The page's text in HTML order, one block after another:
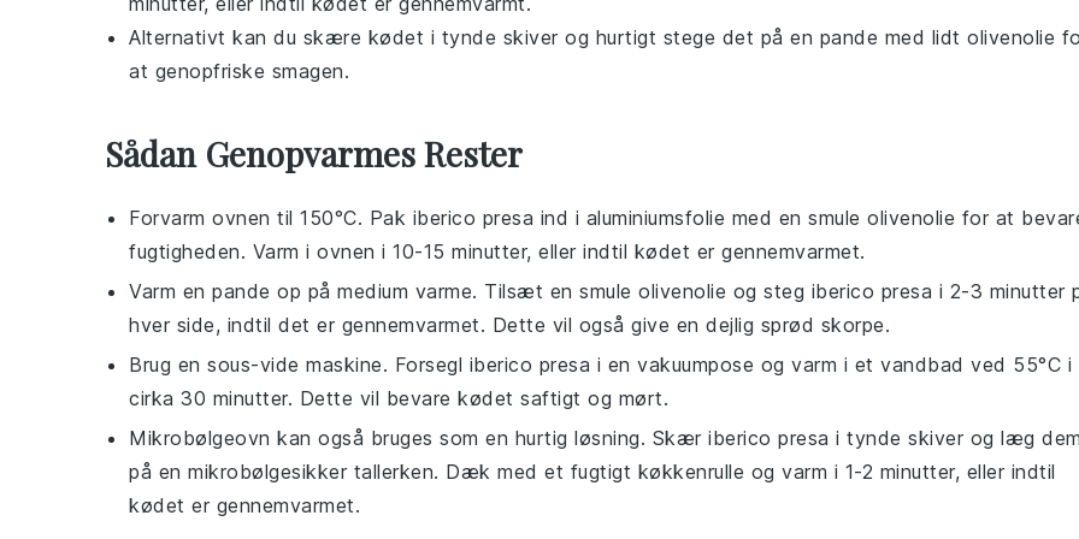
Alternativt kan du skære kødet i tynde skiver og hurtigt stege det på en pande med lidt olivenolie
at genopfriske smagen.
Sådan Genopvarmes Rester
Forvarm ovnen til 150°C. Pak iberico presa ind i aluminiumsfolie med en smule olivenolie for at
fugtigheden. Varm i ovnen i 10-15 minutter, eller indtil kødet er gennemvarmet.
Varm en pande op på medium varme. Tilsæt en smule olivenolie og steg iberico presa i 2-3 minutter
hver side, indtil det er gennemvarmet. Dette vil også give en dejlig sprød skorpe.
Brug en sous-vide maskine. Forsegl iberico presa i en vakuumpose og varm i et vandbad ved 55°C i
cirka 30 minutter. Dette vil bevare kødet saftigt og mørt.
Mikrobølgeovn kan også bruges som en hurtig løsning. Skær iberico presa i tynde skiver og læg dem
på en mikrobølgesikker tallerken. Dæk med et fugtigt køkkenrulle og varm i 1-2 minutter, eller indtil
kødet er gennemvarmet.